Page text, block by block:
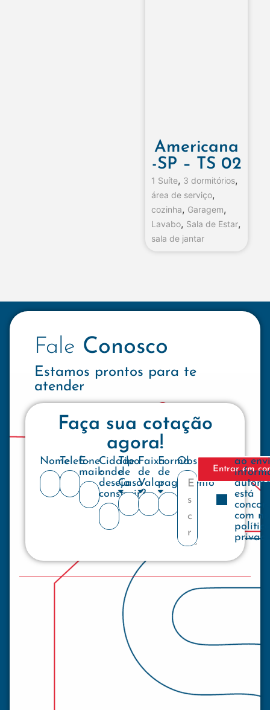
Americana
-SP – TS 02
1 Suíte, 3 dormitórios,
área de serviço,
cozinha, Garagem,
Lavabo, Sala de Estar,
sala de jantar
Fale Conosco
Estamos prontos para te
atender
Faça sua cotação
agora!
NomeTelefone
E-
mail:
Cidade
onde
deseja
construir?
Tipo
de
Casa
Faixa
de
Valor
Forma
de
pagamento
Observações
Entrar em
ao
está
com